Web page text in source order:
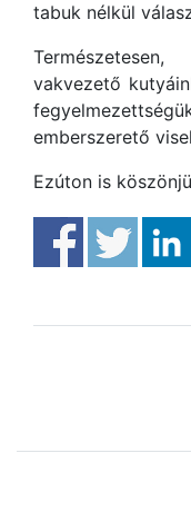
tabuk nélkül
vakvezető
emberszerető
Ezúton is